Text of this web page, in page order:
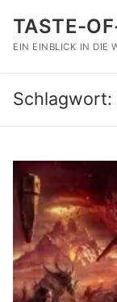
Inhalt
springen
TASTE-
EIN EINBLICK IN DIE
Schlagwort: